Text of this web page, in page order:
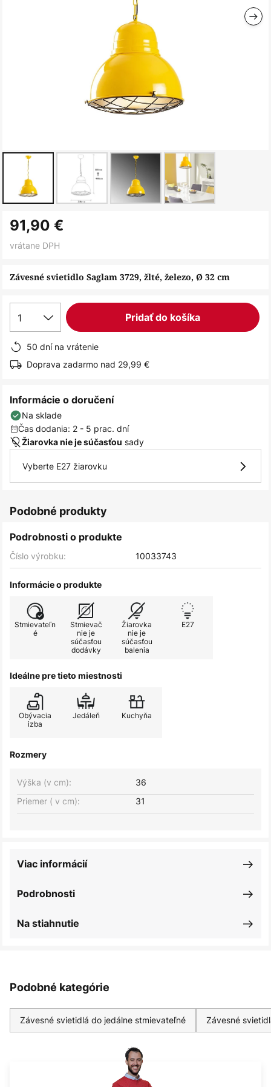
na
začiatok
obrázkov
Závesné svietidlo Saglam 3729, žlté, železo, Ø 32 cm
91,90 €
vrátane DPH
1 Pridať do košíka
50 dní na vrátenie
Doprava zadarmo nad 29,99 €
Informácie o doručení
Na sklade
Čas dodania: 2 - 5 prac. dní
Žiarovka nie je súčasťou sady
Vyberte E27 žiarovku
Podobné produkty
Podrobnosti o produkte
Číslo výrobku: 10033743
Informácie o produkte
Stmievateľn
é
Stmievač
nie je
súčasťou
dodávky
Žiarovka
nie je
súčasťou
balenia
E27
Ideálne pre tieto miestnosti
Obývacia
izba
Jedáleň Kuchyňa
Rozmery
Výška (v cm):
36
Priemer ( v cm):
31
Podrobnosti
Viac informácií
Na stiahnutie
Podobné kategórie
Závesné svietidlá do jedálne stmievateľné Závesné